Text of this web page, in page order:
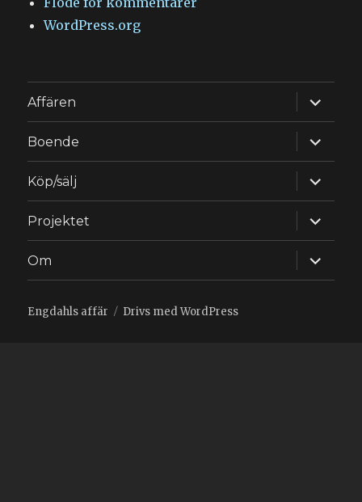
WordPress.org
Affären
Boende
Köp/sälj
Projektet
Om
Engdahls affär Drivs med WordPress